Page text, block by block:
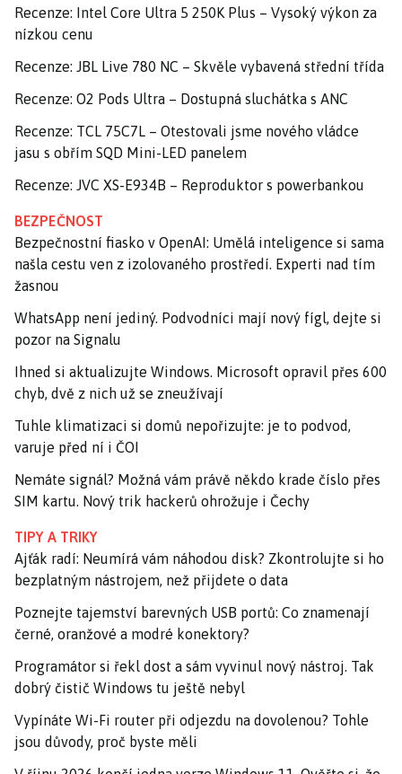
Recenze: Intel Core Ultra 5 250K Plus – Vysoký výkon za
nízkou cenu
Recenze: JBL Live 780 NC – Skvěle vybavená střední třída
Recenze: O2 Pods Ultra – Dostupná sluchátka s ANC
Recenze: TCL 75C7L – Otestovali jsme nového vládce
jasu s obřím SQD Mini-LED panelem
Recenze: JVC XS-E934B – Reproduktor s powerbankou
BEZPEČNOST
Bezpečnostní fiasko v OpenAI: Umělá inteligence si sama
našla cestu ven z izolovaného prostředí. Experti nad tím
žasnou
WhatsApp není jediný. Podvodníci mají nový fígl, dejte si
pozor na Signalu
Ihned si aktualizujte Windows. Microsoft opravil přes 600
chyb, dvě z nich už se zneužívají
Tuhle klimatizaci si domů nepořizujte: je to podvod,
varuje před ní i ČOI
Nemáte signál? Možná vám právě někdo krade číslo přes
SIM kartu. Nový trik hackerů ohrožuje i Čechy
TIPY A TRIKY
Ajťák radí: Neumírá vám náhodou disk? Zkontrolujte si ho
bezplatným nástrojem, než přijdete o data
Poznejte tajemství barevných USB portů: Co znamenají
černé, oranžové a modré konektory?
Programátor si řekl dost a sám vyvinul nový nástroj. Tak
dobrý čistič Windows tu ještě nebyl
Vypínáte Wi-Fi router při odjezdu na dovolenou? Tohle
jsou důvody, proč byste měli